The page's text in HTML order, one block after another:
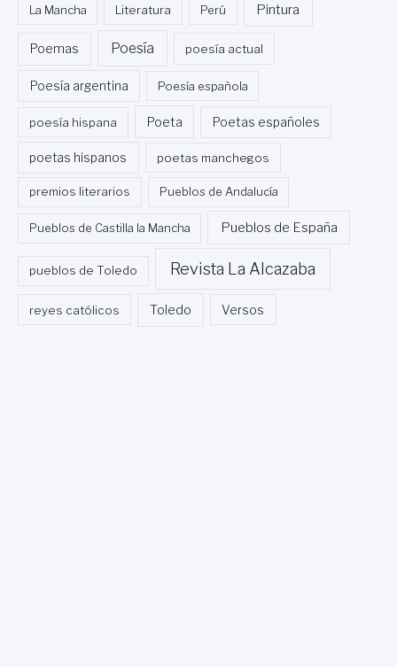
La Mancha Literatura Perú Pintura
Poemas Poesía poesía actual
Poesía argentina Poesía española
poesía hispana Poeta Poetas españoles
poetas hispanos poetas manchegos
premios literarios Pueblos de Andalucía
Pueblos de Castilla la Mancha Pueblos de España
pueblos de Toledo Revista La Alcazaba
reyes católicos Toledo Versos